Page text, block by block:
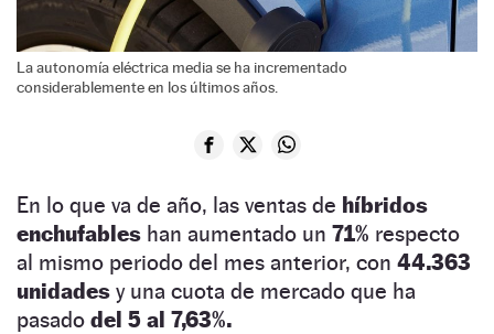
La autonomía eléctrica media se ha incrementado
considerablemente en los últimos años.
En lo que va de año, las ventas de híbridos
enchufables han aumentado un 71% respecto
al mismo periodo del mes anterior, con 44.363
unidades y una cuota de mercado que ha
pasado del 5 al 7,63%.